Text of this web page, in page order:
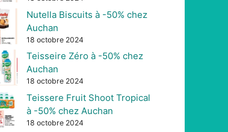
Nutella Biscuits à -50% chez
Auchan
18 octobre 2024
Teisseire Zéro à -50% chez
Auchan
18 octobre 2024
Teissere Fruit Shoot Tropical
à -50% chez Auchan
18 octobre 2024